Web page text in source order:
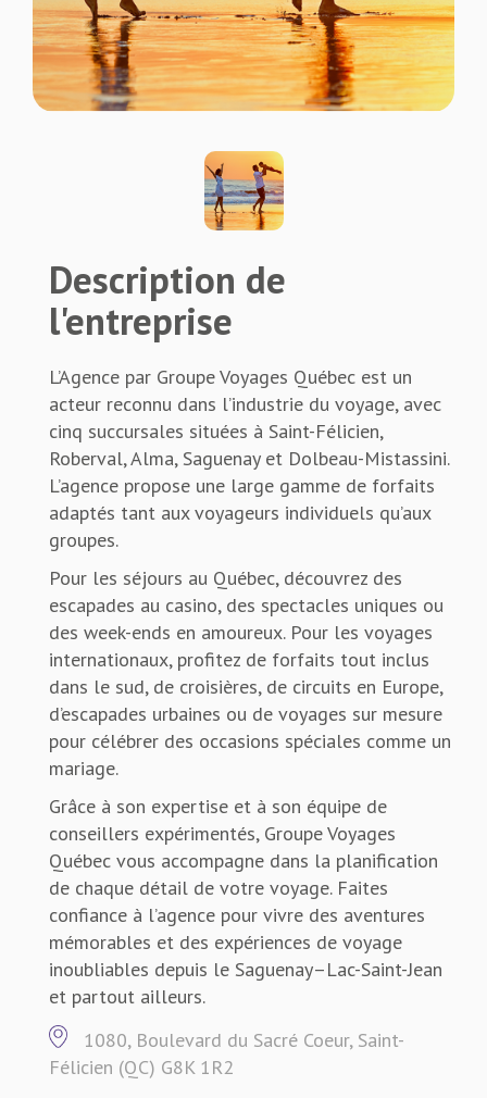
Description de
l'entreprise
L’Agence par Groupe Voyages Québec est un
acteur reconnu dans l’industrie du voyage, avec
cinq succursales situées à Saint-Félicien,
Roberval, Alma, Saguenay et Dolbeau-Mistassini.
L’agence propose une large gamme de forfaits
adaptés tant aux voyageurs individuels qu’aux
groupes.
Pour les séjours au Québec, découvrez des
escapades au casino, des spectacles uniques ou
des week-ends en amoureux. Pour les voyages
internationaux, profitez de forfaits tout inclus
dans le sud, de croisières, de circuits en Europe,
d’escapades urbaines ou de voyages sur mesure
pour célébrer des occasions spéciales comme un
mariage.
Grâce à son expertise et à son équipe de
conseillers expérimentés, Groupe Voyages
Québec vous accompagne dans la planification
de chaque détail de votre voyage. Faites
confiance à l’agence pour vivre des aventures
mémorables et des expériences de voyage
inoubliables depuis le Saguenay–Lac-Saint-Jean
et partout ailleurs.
1080, Boulevard du Sacré Coeur, Saint-
Félicien (QC) G8K 1R2